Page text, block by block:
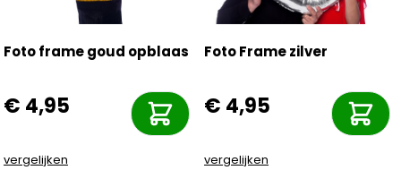
Foto frame goud opblaas
€ 4,95
vergelijken
Foto Frame zilver
€ 4,95
vergelijken